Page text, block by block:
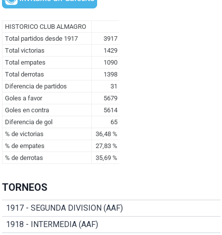
TORNEOS
1917 - SEGUNDA DIVISION (AAF)
1918 - INTERMEDIA (AAF)